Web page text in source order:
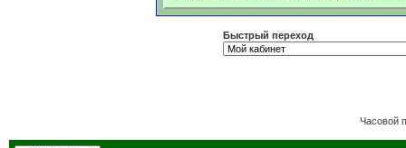
Быстрый переход
Часовой